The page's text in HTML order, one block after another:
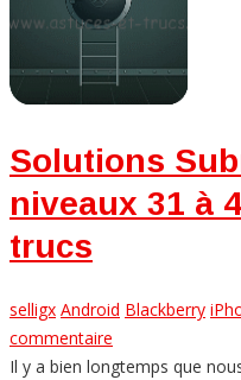
Solutions
niveaux 31 à
trucs
selligx Android Blackberry
commentaire
Il y a bien longtemps que